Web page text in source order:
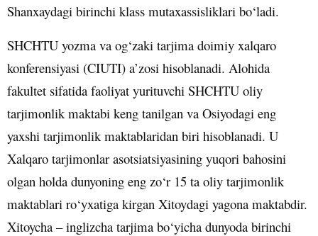
Shanxaydagi birinchi klass mutaxassisliklari bo‘ladi.
SHCHTU yozma va og‘zaki tarjima doimiy xalqaro
konferensiyasi (CIUTI) a’zosi hisoblanadi. Alohida
fakultet sifatida faoliyat yurituvchi SHCHTU oliy
tarjimonlik maktabi keng tanilgan va Osiyodagi eng
yaxshi tarjimonlik maktablaridan biri hisoblanadi. U
Xalqaro tarjimonlar asotsiatsiyasining yuqori bahosini
olgan holda dunyoning eng zo‘r 15 ta oliy tarjimonlik
maktablari ro‘yxatiga kirgan Xitoydagi yagona maktabdir.
Xitoycha – inglizcha tarjima bo‘yicha dunyoda birinchi